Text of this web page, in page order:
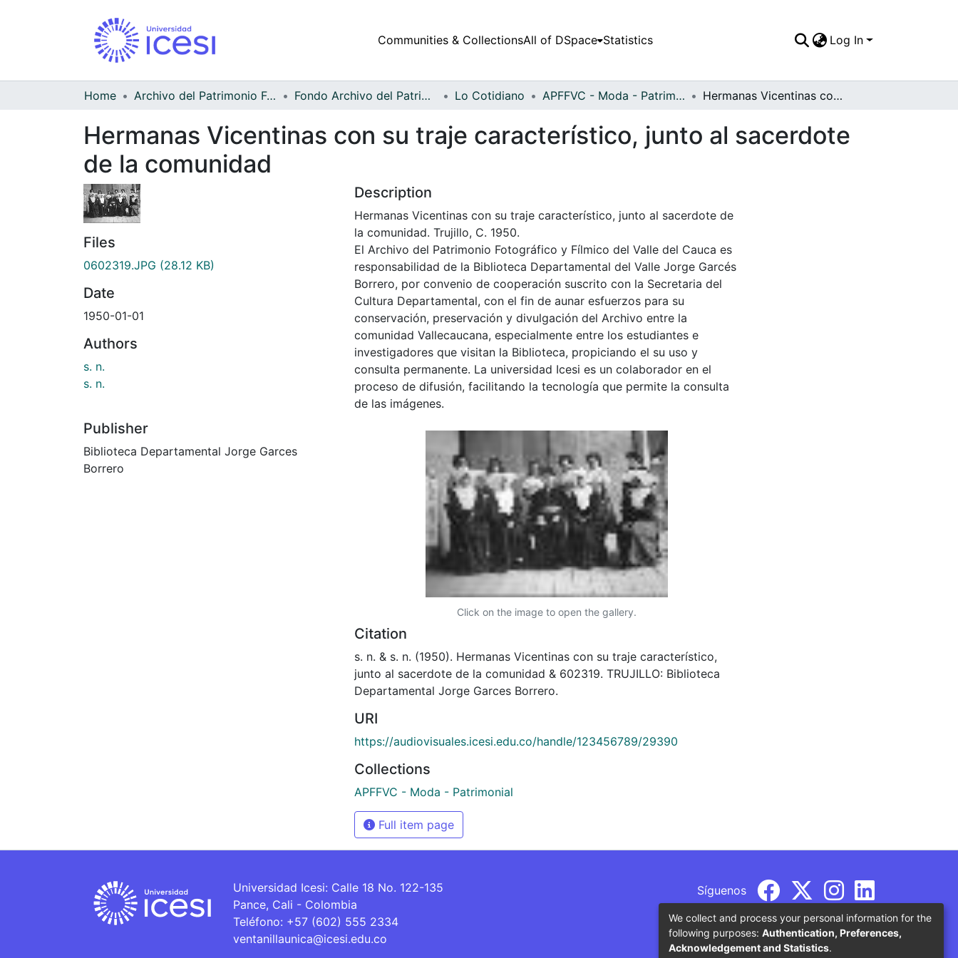
Communities & CollectionsAll of DSpace Statistics Log In
Home Archivo del Patrimonio Fotográfico y Fílmico del Valle del Cauca Fondo Archivo del Patrimonio Fotográfico y Fílmico del Valle del Cauca Lo Cotidiano APFFVC - Moda - Patrimonial Hermanas Vicentinas con su traje característico, junto al sacerdote de la comunidad
Hermanas Vicentinas con su traje característico, junto al sacerdote
de la comunidad
Files
0602319.JPG (28.12 KB)
Date
1950-01-01
Authors
s. n.
s. n.
Publisher
Biblioteca Departamental Jorge Garces
Borrero
Description
Hermanas Vicentinas con su traje característico, junto al sacerdote de
la comunidad. Trujillo, C. 1950.
El Archivo del Patrimonio Fotográfico y Fílmico del Valle del Cauca es
responsabilidad de la Biblioteca Departamental del Valle Jorge Garcés
Borrero, por convenio de cooperación suscrito con la Secretaria del
Cultura Departamental, con el fin de aunar esfuerzos para su
conservación, preservación y divulgación del Archivo entre la
comunidad Vallecaucana, especialmente entre los estudiantes e
investigadores que visitan la Biblioteca, propiciando el su uso y
consulta permanente. La universidad Icesi es un colaborador en el
proceso de difusión, facilitando la tecnología que permite la consulta
de las imágenes.
Click on the image to open the gallery.
Citation
s. n. & s. n. (1950). Hermanas Vicentinas con su traje característico,
junto al sacerdote de la comunidad & 602319. TRUJILLO: Biblioteca
Departamental Jorge Garces Borrero.
URI
https://audiovisuales.icesi.edu.co/handle/123456789/29390
Collections
APFFVC - Moda - Patrimonial
Full item page
Universidad Icesi: Calle 18 No. 122-135
Pance, Cali - Colombia
Teléfono: +57 (602) 555 2334
ventanillaunica@icesi.edu.co
Síguenos
We collect and process your personal information for the
following purposes: Authentication, Preferences,
Acknowledgement and Statistics.